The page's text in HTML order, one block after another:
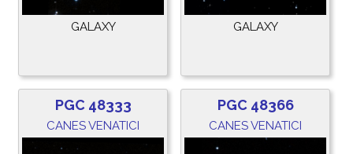
GALAXY GALAXY
PGC 48333
CANES VENATICI
PGC 48366
CANES VENATICI